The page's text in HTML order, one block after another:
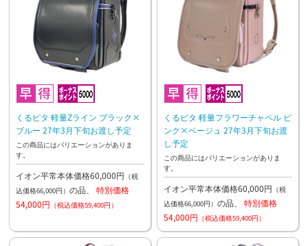
くるピタ 軽量Zライン ブラック×
ブルー 27年3月下旬お渡し予定
この商品にはバリエーションがありま
す。
イオン平常本体価格60,000円 （税
込価格66,000円） の品、 特別価格
54,000円 （税込価格59,400円）
くるピタ 軽量フラワーチャペル ピ
ンク×ベージュ 27年3月下旬お渡
し予定
この商品にはバリエーションがありま
す。
イオン平常本体価格60,000円 （税
込価格66,000円） の品、 特別価格
54,000円 （税込価格59,400円）